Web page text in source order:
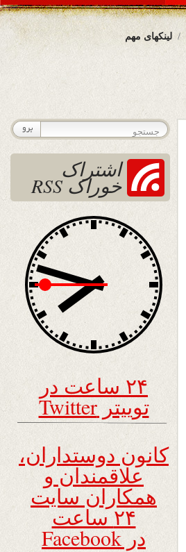
لینکهای مهم
اشتراک
خوراک RSS
۲۴ ساعت در
توییتر Twitter
کانون دوستداران،
علاقمندان و
همکاران سایت
۲۴ ساعت
در Facebook